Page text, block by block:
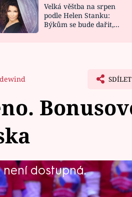
NOVINKY
VIDEORECEPTY
Velká věštba na srpen
podle Helen Stanku:
Býkům se bude dařit,
SDÍLET
dostupná.
které se do televize
miluje daně, nebo to,